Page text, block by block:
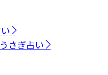
さぎ占い